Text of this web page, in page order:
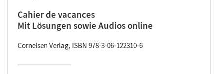
Cahier de vacances
Mit Lösungen sowie Audios online
Cornelsen Verlag, ISBN 978-3-06-122310-6